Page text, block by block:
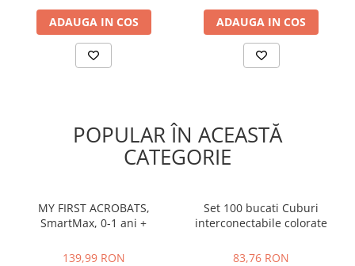
ADAUGA IN COS ADAUGA IN COS
POPULAR ÎN ACEASTĂ
CATEGORIE
MY FIRST ACROBATS,
SmartMax, 0-1 ani +
139,99 RON
Set 100 bucati Cuburi
interconectabile colorate
83,76 RON